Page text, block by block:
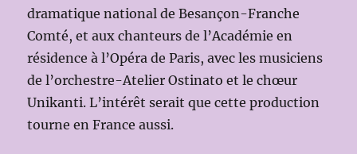
dramatique national de Besançon-Franche
Comté, et aux chanteurs de l’Académie en
résidence à l’Opéra de Paris, avec les musiciens
de l’orchestre-Atelier Ostinato et le chœur
Unikanti. L’intérêt serait que cette production
tourne en France aussi.